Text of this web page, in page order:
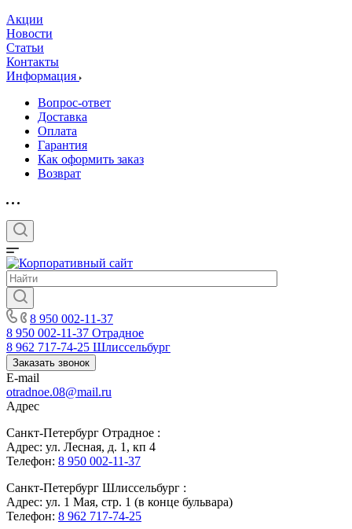
Акции
Новости
Статьи
Контакты
Информация
Вопрос-ответ
Доставка
Оплата
Гарантия
Как оформить заказ
Возврат
8 950 002-11-37
8 950 002-11-37 Отрадное
8 962 717-74-25 Шлиссельбург
Заказать звонок
E-mail
otradnoe.08@mail.ru
Адрес
Санкт-Петербург Отрадное :
Адрес: ул. Лесная, д. 1, кп 4
Телефон: 8 950 002-11-37
Санкт-Петербург Шлиссельбург :
Адрес: ул. 1 Мая, стр. 1 (в конце бульвара)
Телефон: 8 962 717-74-25